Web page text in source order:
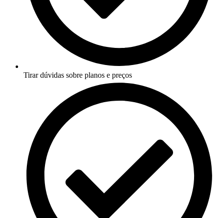
Tirar dúvidas sobre planos e preços